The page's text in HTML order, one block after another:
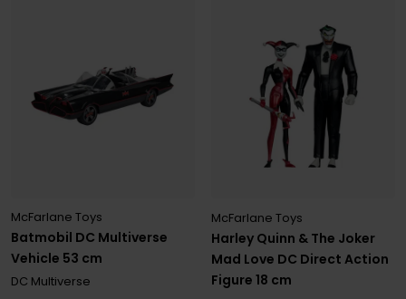
Batmobil DC Multiverse
Vehicle 53 cm
McFarlane Toys
DC Multiverse
Harley Quinn & The Joker
Mad Love DC Direct Action
Figure 18 cm
McFarlane Toys